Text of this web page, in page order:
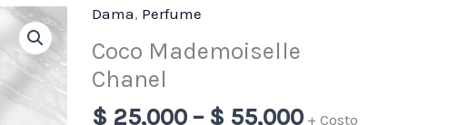
Dama, Perfume
Coco Mademoiselle
Chanel
$ 25,000 – $ 55,000$ 55,000
+ Costo
Coco
Mademoiselle
Chanel